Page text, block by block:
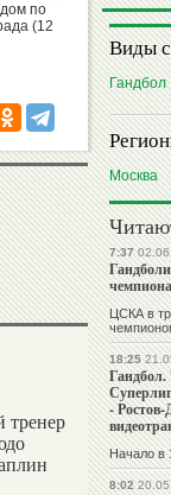
по
(12
тренер
Виды
Гандбол
Москва
7:37
ЦСКА в
18:25
Гандбол.
-
Начало в
8:02